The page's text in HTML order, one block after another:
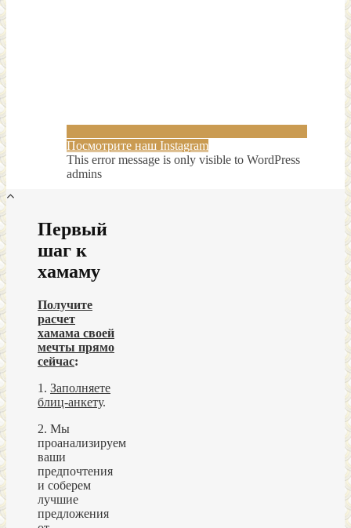
Посмотрите наш Instagram
This error message is only visible to WordPress
admins
Первый
шаг к
хамаму
Получите
расчет
хамама своей
мечты прямо
сейчас:
1. Заполняете
блиц-анкету.
2. Мы
проанализируем
ваши
предпочтения
и соберем
лучшие
предложения